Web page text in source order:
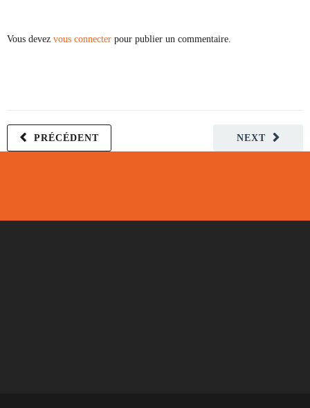
Vous devez vous connecter pour publier un commentaire.
NEXT
PRÉCÉDENT